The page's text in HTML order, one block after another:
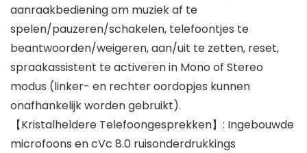
aanraakbediening om muziek af te
spelen/pauzeren/schakelen, telefoontjes te
beantwoorden/weigeren, aan/uit te zetten, reset,
spraakassistent te activeren in Mono of Stereo
modus (linker- en rechter oordopjes kunnen
onafhankelijk worden gebruikt).
【Kristalheldere Telefoongesprekken】: Ingebouwde
microfoons en cVc 8.0 ruisonderdrukkings